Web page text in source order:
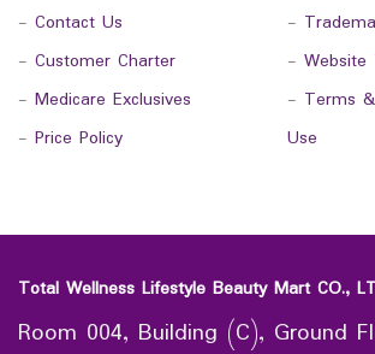
- Contact Us
- Customer Charter
- Medicare Exclusives
- Price Policy
-
-
- Terms
Use
Total Wellness Lifestyle Beauty Mart CO.,
Room 004, Building (C), Ground